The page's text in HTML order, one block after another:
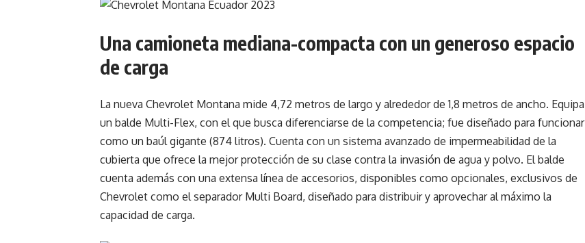
Una camioneta mediana-compacta con un generoso espacio
de carga
La nueva Chevrolet Montana mide 4,72 metros de largo y alrededor de 1,8 metros de ancho. Equipa
un balde Multi-Flex, con el que busca diferenciarse de la competencia; fue diseñado para funcionar
como un baúl gigante (874 litros). Cuenta con un sistema avanzado de impermeabilidad de la
cubierta que ofrece la mejor protección de su clase contra la invasión de agua y polvo. El balde
cuenta además con una extensa línea de accesorios, disponibles como opcionales, exclusivos de
Chevrolet como el separador Multi Board, diseñado para distribuir y aprovechar al máximo la
capacidad de carga.